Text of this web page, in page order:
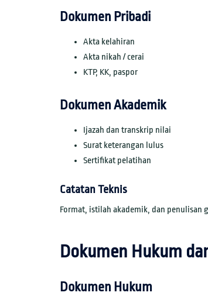
Dokumen Pribadi
Akta kelahiran
Akta nikah / cerai
KTP, KK, paspor
Dokumen Akademik
Ijazah dan transkrip nilai
Surat keterangan lulus
Sertifikat pelatihan
Catatan Teknis
Format, istilah akademik, dan penulisan
Dokumen Hukum
Dokumen Hukum